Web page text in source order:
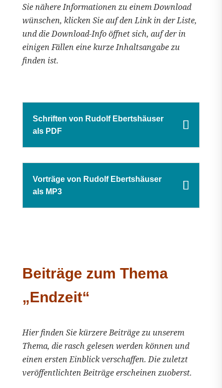
Sie nähere Informationen zu einem Download
wünschen, klicken Sie auf den Link in der Liste,
und die Download-Info öffnet sich, auf der in
einigen Fällen eine kurze Inhaltsangabe zu
finden ist.
Schriften von Rudolf Ebertshäuser
als PDF
Vorträge von Rudolf Ebertshäuser
als MP3
Beiträge zum Thema
„Endzeit“
Hier finden Sie kürzere Beiträge zu unserem
Thema, die rasch gelesen werden können und
einen ersten Einblick verschaffen. Die zuletzt
veröffentlichten Beiträge erscheinen zuoberst.